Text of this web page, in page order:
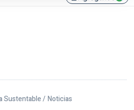
Sustentable / Noticias